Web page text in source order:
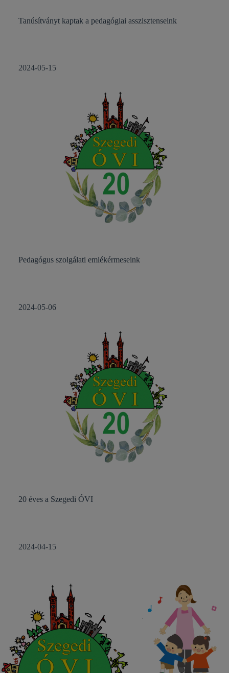
Tanúsítványt kaptak a pedagógiai asszisztenseink
2024-05-15
Pedagógus szolgálati emlékérmeseink
2024-05-06
20 éves a Szegedi ÓVI
2024-04-15